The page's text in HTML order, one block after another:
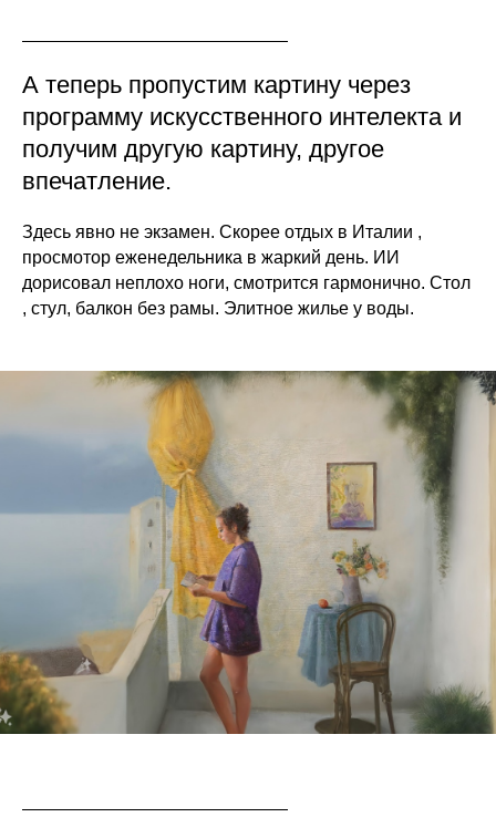
А теперь пропустим картину через
программу искусственного интелекта и
получим другую картину, другое
впечатление.
Здесь явно не экзамен. Скорее отдых в Италии ,
просмотор еженедельника в жаркий день. ИИ
дорисовал неплохо ноги, смотрится гармонично. Стол
, стул, балкон без рамы. Элитное жилье у воды.